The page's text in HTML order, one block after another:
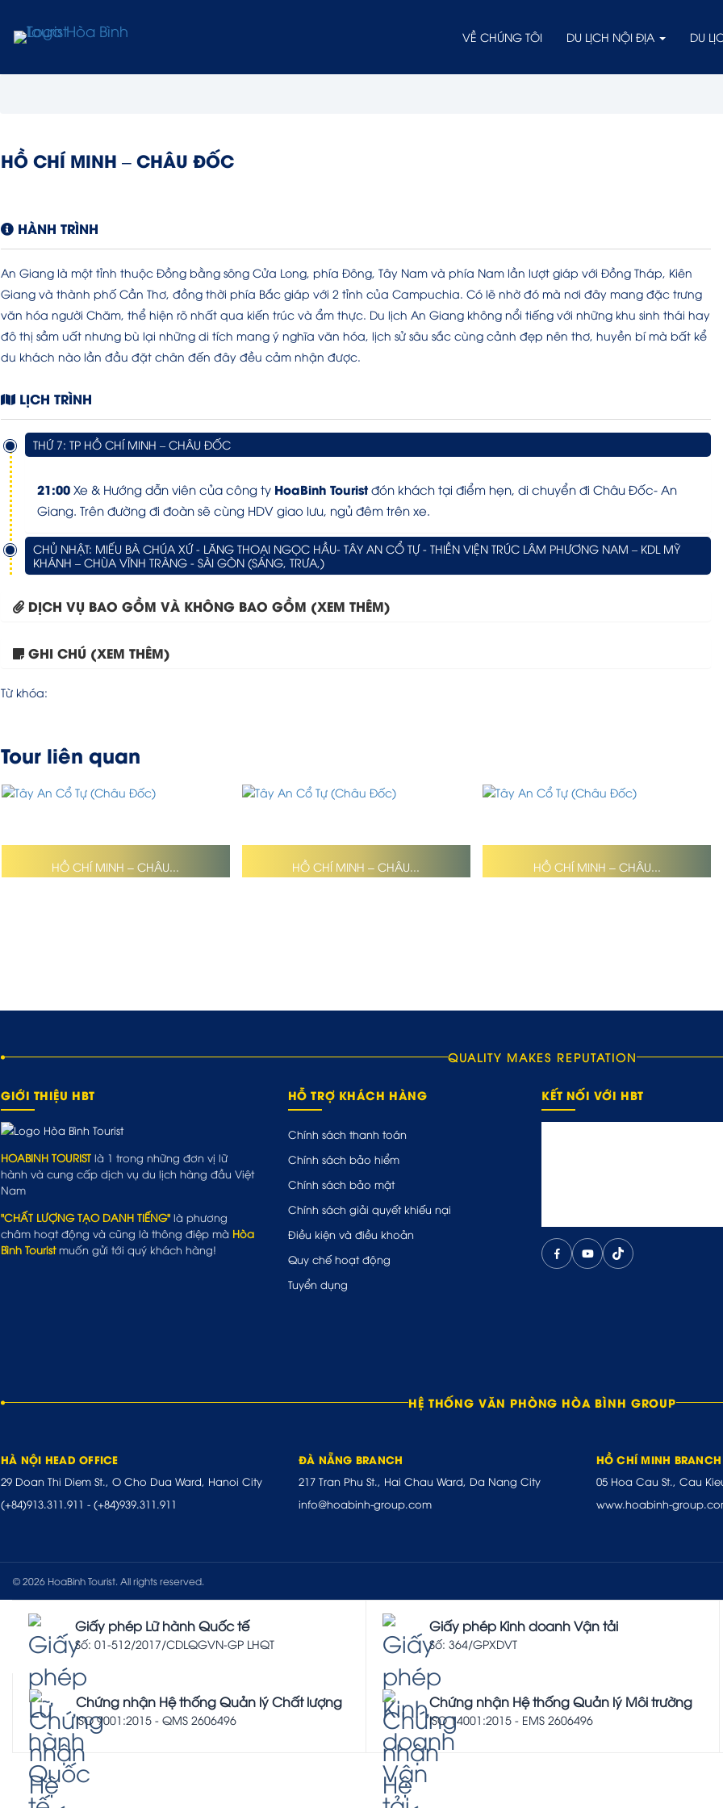
VỀ CHÚNG TÔI DU LỊCH NỘI ĐỊA DU
HỒ CHÍ MINH – CHÂU ĐỐC
HÀNH TRÌNH
An Giang là một tỉnh thuộc Đồng bằng sông Cửa Long, phía Đông, Tây Nam và phía Nam lần lượt giáp với Đồng Tháp, Kiên
Giang và thành phố Cần Thơ, đồng thời phía Bắc giáp với 2 tỉnh của Campuchia. Có lẽ nhờ đó mà nơi đây mang đặc trưng
văn hóa người Chăm, thể hiện rõ nhất qua kiến trúc và ẩm thực. Du lịch An Giang không nổi tiếng với những khu sinh thái hay
đô thị sầm uất nhưng bù lại những di tích mang ý nghĩa văn hóa, lịch sử sâu sắc cùng cảnh đẹp nên thơ, huyền bí mà bất kể
du khách nào lần đầu đặt chân đến đây đều cảm nhận được.
LỊCH TRÌNH
THỨ 7: TP HỒ CHÍ MINH – CHÂU ĐỐC
21:00 Xe & Hướng dẫn viên của công ty HoaBinh Tourist đón khách tại điểm hẹn, di chuyển đi Châu Đốc- An
Giang. Trên đường đi đoàn sẽ cùng HDV giao lưu, ngủ đêm trên xe.
CHỦ NHẬT: MIẾU BÀ CHÚA XỨ - LĂNG THOẠI NGỌC HẦU- TÂY AN CỔ TỰ - THIỀN VIỆN TRÚC LÂM PHƯƠNG NAM – KDL MỸ
KHÁNH – CHÙA VĨNH TRÀNG - SÀI GÒN (SÁNG, TRƯA,)
DỊCH VỤ BAO GỒM VÀ KHÔNG BAO GỒM (XEM THÊM)
GHI CHÚ (XEM THÊM)
Từ khóa:
Tour liên quan
HỒ CHÍ MINH – CHÂU... HỒ CHÍ MINH – CHÂU... HỒ CHÍ MINH – CHÂU...
QUALITY MAKES REPUTATION
GIỚI THIỆU HBT
HOABINH TOURIST là 1 trong những đơn vị lữ
hành và cung cấp dịch vụ du lịch hàng đầu Việt
Nam
"CHẤT LƯỢNG TẠO DANH TIẾNG" là phương
châm hoạt động và cũng là thông điệp mà Hòa
Bình Touristmuốn gửi tới quý khách hàng!
HỖ TRỢ KHÁCH HÀNG
Chính sách thanh toán
Chính sách bảo hiểm
Chính sách bảo mật
Chính sách giải quyết khiếu nại
Điều kiện và điều khoản
Quy chế hoạt động
Tuyển dụng
KẾT NỐI VỚI HBT
HỆ THỐNG VĂN PHÒNG HÒA BÌNH GROUP
HÀ NỘI HEAD OFFICE
29 Doan Thi Diem St., O Cho Dua Ward, Hanoi City
(+84)913.311.911 - (+84)939.311.911
ĐÀ NẴNG BRANCH
217 Tran Phu St., Hai Chau Ward, Da Nang City
info@hoabinh-group.com
HỒ CHÍ MINH BRANCH
05 Hoa Cau St., Cau
www.hoabinh-
© 2026 HoaBinh Tourist. All rights reserved.
Giấy phép Lữ hành Quốc tế
Số: 01-512/2017/CDLQGVN-GP LHQT
Giấy phép Kinh doanh Vận tải
Số: 364/GPXDVT
Chứng nhận Hệ thống Quản lý Chất lượng
ISO 9001:2015 - QMS 2606496
Chứng nhận Hệ thống Quản lý Môi trường
ISO 14001:2015 - EMS 2606496